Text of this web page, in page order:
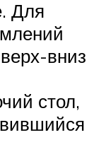
Для
вниз
стол,